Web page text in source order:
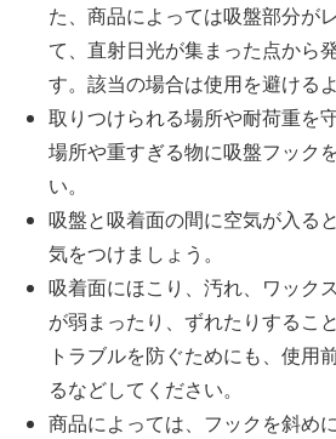
た、商品によっては吸盤部分が
て、直射日光が集まった点から
す。該当の場合は使用を避ける
取りつけられる場所や耐荷重を
場所や重すぎる物に吸盤フック
い。
吸盤と吸着面の間に空気が入る
気をつけましょう。
吸着面にほこり、汚れ、ワック
が弱まったり、ずれたりするこ
トラブルを防ぐためにも、使用
るなどしてください。
商品によっては、フックを斜め